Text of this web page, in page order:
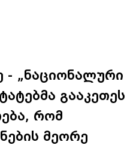
- „ნაციონალური
გააკეთეს
რომ
მეორე